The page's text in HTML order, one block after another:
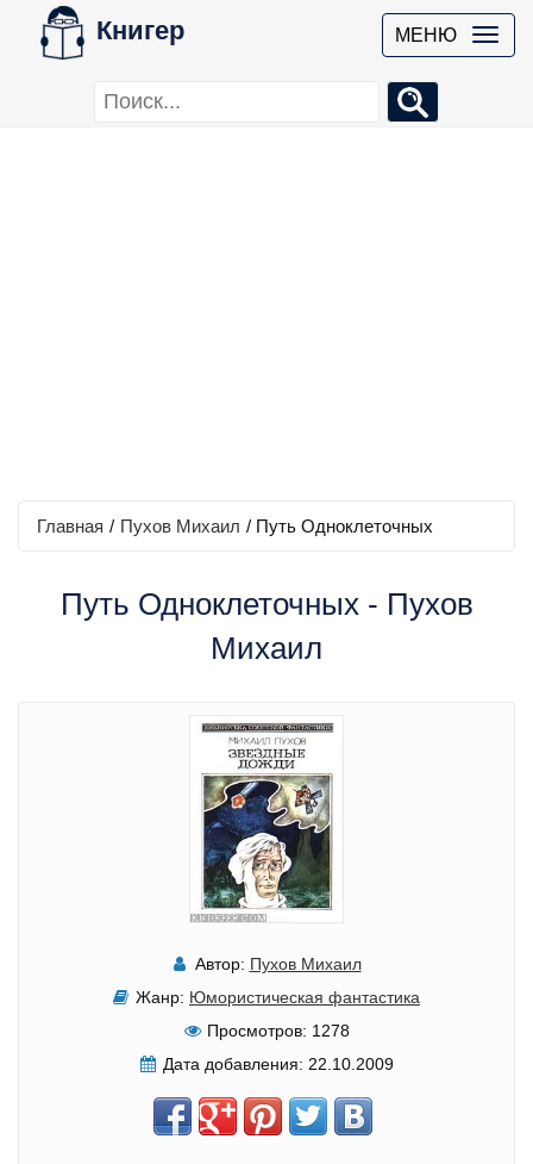
Книгер МЕНЮ
Главная / Пухов Михаил / Путь Одноклеточных
Путь Одноклеточных - Пухов
Михаил
Автор: Пухов Михаил
Жанр: Юмористическая фантастика
Просмотров: 1278
Дата добавления: 22.10.2009